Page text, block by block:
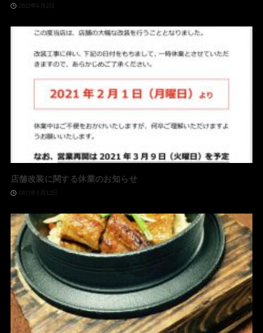
2022年6月2日
店舗改装に関する休業のお知らせ
2021年1月12日